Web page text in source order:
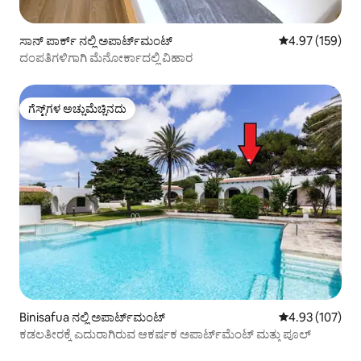
ಸಾನ್ ಪಾರ್ಕ್ ನಲ್ಲಿ ಅಪಾರ್ಟ್‌ಮಂಟ್ 5 ರಲ್ಲಿ 4.97
4.97 (159)
ದಂಪತಿಗಳಿಗಾಗಿ ಮೆನೋರ್ಕಾದಲ್ಲಿ ವಿಹಾರ
ಗೆಸ್ಟ್‌ಗಳ ಅಚ್ಚುಮೆಚ್ಚಿನದು
ಗೆಸ್ಟ್‌ಗಳ ಅಚ್ಚುಮೆಚ್ಚಿನದು
Binisafua ನಲ್ಲಿ ಅಪಾರ್ಟ್‌ಮಂಟ್ 5 ರಲ್ಲಿ 4.93
4.93 (107)
ಕಡಲತೀರಕ್ಕೆ ಎದುರಾಗಿರುವ ಆಕರ್ಷಕ ಅಪಾರ್ಟ್‌ಮೆಂಟ್ ಮತ್ತು ಪೂಲ್